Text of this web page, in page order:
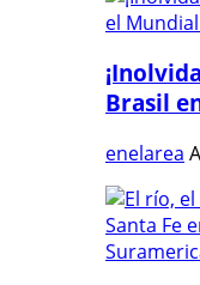
Brasil
enelarea